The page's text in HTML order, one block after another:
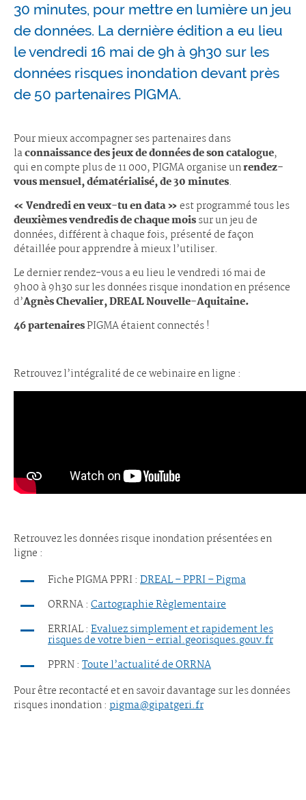
30 minutes, pour mettre en lumière un jeu
de données. La dernière édition a eu lieu
le vendredi 16 mai de 9h à 9h30 sur les
données risques inondation devant près
de 50 partenaires PIGMA.
Pour mieux accompagner ses partenaires dans
laconnaissance des jeux de données de son catalogue,
qui en compte plus de 11 000, PIGMA organise unrendez-
vous mensuel, dématérialisé, de 30 minutes.
« Vendredi en veux-tu en data »est programmé tous les
deuxièmes vendredis de chaque moissur un jeu de
données, différent à chaque fois, présenté de façon
détaillée pour apprendre à mieux l’utiliser.
Le dernier rendez-vous a eu lieu le vendredi 16 mai de
9h00 à 9h30 sur les données risque inondation en présence
d’Agnès Chevalier, DREAL Nouvelle-Aquitaine.
46 partenairesPIGMA étaient connectés !
Retrouvez l’intégralité de ce webinaire en ligne :
Retrouvez les données risque inondation présentées en
ligne :
Fiche PIGMA PPRI : DREAL – PPRI – Pigma
ORRNA : Cartographie Règlementaire
ERRIAL : Evaluez simplement et rapidement les
risques de votre bien – errial.georisques.gouv.fr
PPRN : Toute l’actualité de ORRNA
Pour être recontacté et en savoir davantage sur les données
risques inondation : pigma@gipatgeri.fr